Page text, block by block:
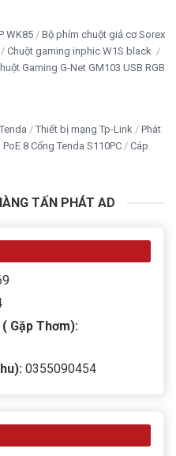
kế toán (nếu có)
có phải đời mới nhất
Full HD?
thị nhiều nội dung hơn,
không?
cấu hình đủ dùng học
WK85
Bộ phím chuột giả cơ Sorex
Chuột gaming inphic W1S black
Gaming G-Net GM103 USB RGB
Thiết bị mạng Tp-Link
Phát
8 Cổng Tenda S110PC
Cáp
TẤN PHÁT AD
Gặp Thơm):
0355090454